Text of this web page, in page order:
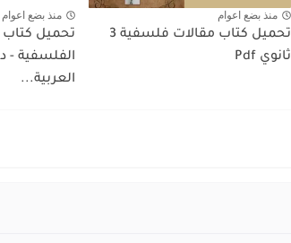
منذ بضع اعوام
تحميل كتاب مقالات فلسفية 3
ثانوي Pdf
منذ بضع اعوام
تحميل كتاب
الفلسفية -
العربية...